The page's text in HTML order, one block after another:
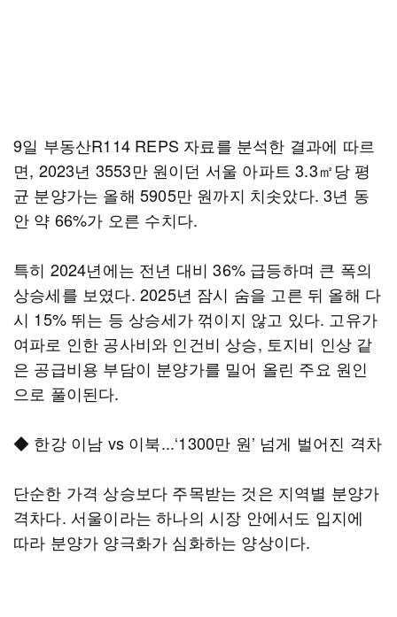
9일 부동산R114 REPS 자료를 분석한 결과에 따르
면, 2023년 3553만 원이던 서울 아파트 3.3㎡당 평
균 분양가는 올해 5905만 원까지 치솟았다. 3년 동
안 약 66%가 오른 수치다.
특히 2024년에는 전년 대비 36% 급등하며 큰 폭의
상승세를 보였다. 2025년 잠시 숨을 고른 뒤 올해 다
시 15% 뛰는 등 상승세가 꺾이지 않고 있다. 고유가
여파로 인한 공사비와 인건비 상승, 토지비 인상 같
은 공급비용 부담이 분양가를 밀어 올린 주요 원인
으로 풀이된다.
◆ 한강 이남 vs 이북...‘1300만 원’ 넘게 벌어진 격차
단순한 가격 상승보다 주목받는 것은 지역별 분양가
격차다. 서울이라는 하나의 시장 안에서도 입지에
따라 분양가 양극화가 심화하는 양상이다.